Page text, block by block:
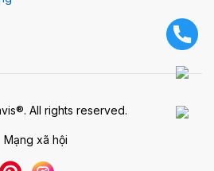
All rights reserved.
Mạng xã hội